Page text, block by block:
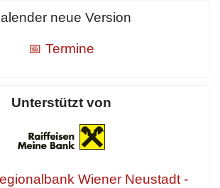
neue Version
📅 Termine
Unterstützt von
Wiener Neustadt -